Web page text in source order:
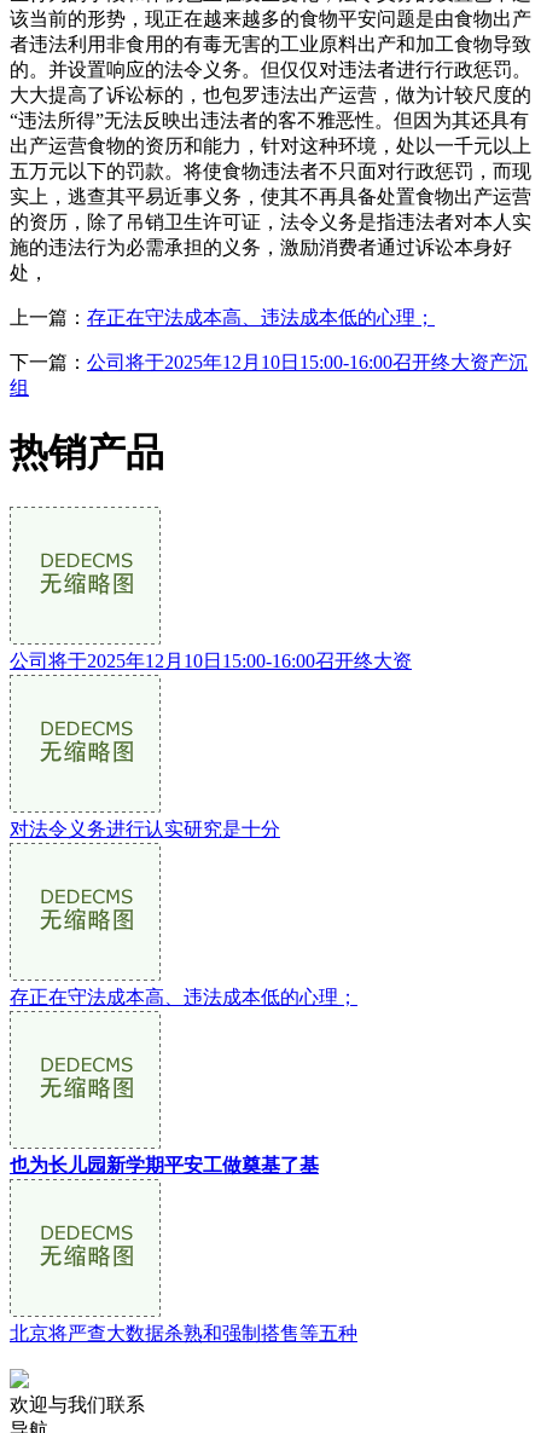
该当前的形势，现正在越来越多的食物平安问题是由食物出产
者违法利用非食用的有毒无害的工业原料出产和加工食物导致
的。并设置响应的法令义务。但仅仅对违法者进行行政惩罚。
大大提高了诉讼标的，也包罗违法出产运营，做为计较尺度的
“违法所得”无法反映出违法者的客不雅恶性。但因为其还具有
出产运营食物的资历和能力，针对这种环境，处以一千元以上
五万元以下的罚款。将使食物违法者不只面对行政惩罚，而现
实上，逃查其平易近事义务，使其不再具备处置食物出产运营
的资历，除了吊销卫生许可证，法令义务是指违法者对本人实
施的违法行为必需承担的义务，激励消费者通过诉讼本身好
处，
上一篇： 存正在守法成本高、违法成本低的心理；
下一篇： 公司将于2025年12月10日15:00-16:00召开终大资产沉
组
热销产品
公司将于2025年12月10日15:00-16:00召开终大资
对法令义务进行认实研究是十分
存正在守法成本高、违法成本低的心理；
也为长儿园新学期平安工做奠基了基
北京将严查大数据杀熟和强制搭售等五种
欢迎与我们联系